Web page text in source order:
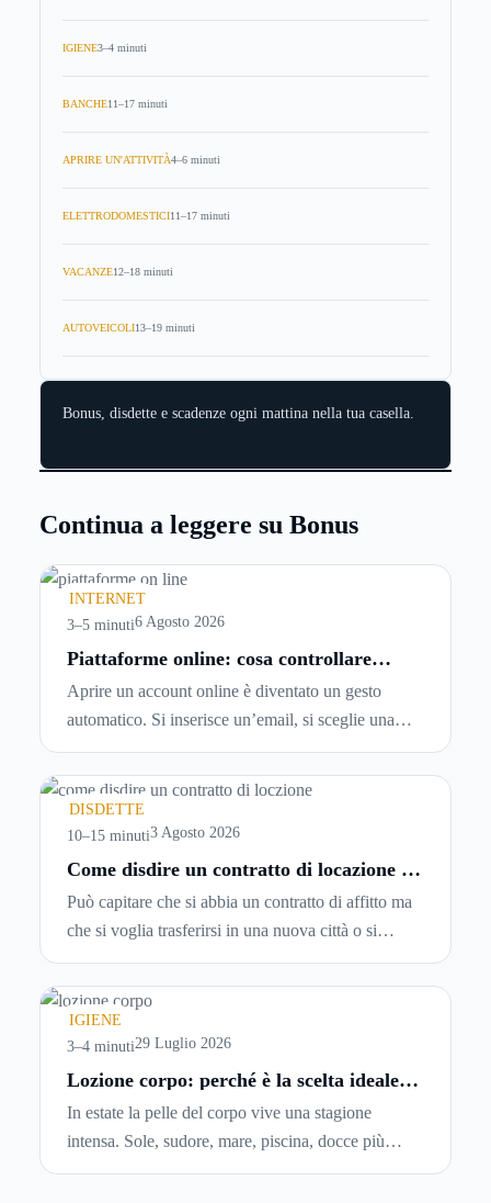
IGIENE3–4 minuti
BANCHE11–17 minuti
APRIRE UN'ATTIVITÀ4–6 minuti
ELETTRODOMESTICI11–17 minuti
VACANZE12–18 minuti
AUTOVEICOLI13–19 minuti
Bonus, disdette e scadenze ogni mattina nella tua casella.
Continua a leggere su Bonus
INTERNET
3–5 minuti6 Agosto 2026
Piattaforme online: cosa controllare
prima di iscriversi e usare servizi in
tempo reale
Aprire un account online è diventato un gesto
automatico. Si inserisce un’email, si sceglie una
password, si accetta una serie di condizioni senza
leggerle davvero. Tutto avviene in pochi minuti,
spesso senza che ci si fermi a capire dove si sta
entrando.
DISDETTE
10–15 minuti3 Agosto 2026
Come disdire un contratto di locazione in
modo corretto ed efficace
Può capitare che si abbia un contratto di affitto ma
che si voglia trasferirsi in una nuova città o si
abbiano problemi a pagare il canone, per cui si
comincia a cercare un’altra abitazione: è legittimo
chiedersi se è possibile
locazioneprima che scada. In questa guida
capiremo come inviare la disdetta per un contratto
IGIENE
3–4 minuti29 Luglio 2026
Lozione corpo: perché è la scelta ideale
In estate la pelle del corpo vive una stagione
intensa. Sole, sudore, mare, piscina, docce più
frequenti e aria condizionata possono renderla